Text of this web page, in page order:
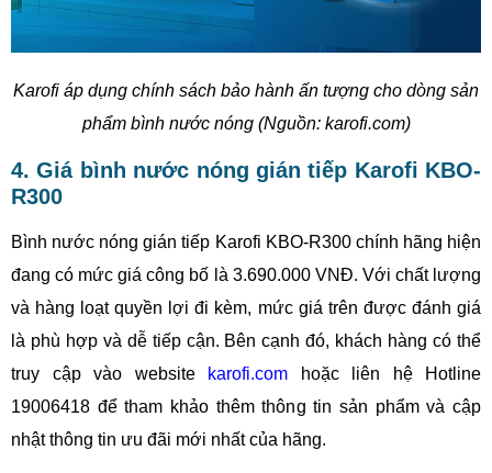
Karofi áp dụng chính sách bảo hành ấn tượng cho dòng sản
phẩm bình nước nóng (Nguồn: karofi.com)
4. Giá bình nước nóng gián tiếp Karofi KBO-
R300
Bình nước nóng gián tiếp Karofi KBO-R300 chính hãng hiện
đang có mức giá công bố là 3.690.000 VNĐ. Với chất lượng
và hàng loạt quyền lợi đi kèm, mức giá trên được đánh giá
là phù hợp và dễ tiếp cận. Bên cạnh đó, khách hàng có thể
truy cập vào website
karofi.com hoặc liên hệ Hotline
19006418 để tham khảo thêm thông tin sản phẩm và cập
nhật thông tin ưu đãi mới nhất của hãng.